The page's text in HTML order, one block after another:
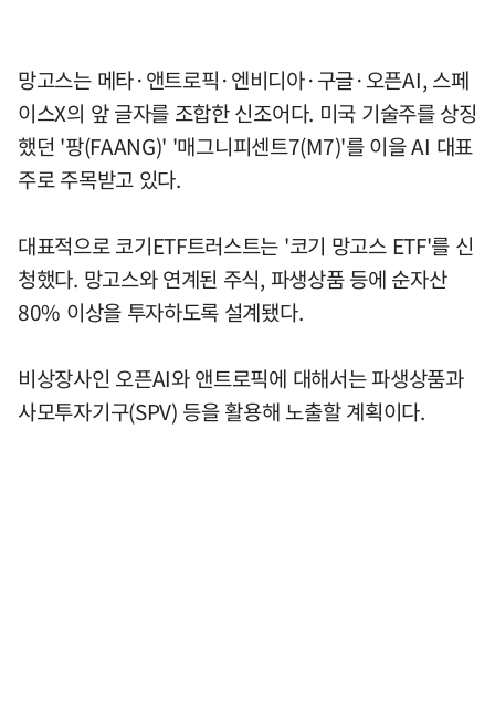
망고스는 메타·앤트로픽·엔비디아·구글·오픈AI, 스페
이스X의 앞 글자를 조합한 신조어다. 미국 기술주를 상징
했던 '팡(FAANG)' '매그니피센트7(M7)'를 이을 AI 대표
주로 주목받고 있다.
대표적으로 코기ETF트러스트는 '코기 망고스 ETF'를 신
청했다. 망고스와 연계된 주식, 파생상품 등에 순자산
80% 이상을 투자하도록 설계됐다.
비상장사인 오픈AI와 앤트로픽에 대해서는 파생상품과
사모투자기구(SPV) 등을 활용해 노출할 계획이다.